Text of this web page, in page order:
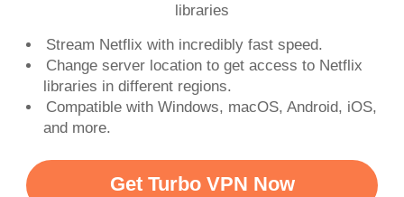
libraries
Stream Netflix with incredibly fast speed.
Change server location to get access to Netflix
libraries in different regions.
Compatible with Windows, macOS, Android, iOS,
and more.
Get Turbo VPN Now